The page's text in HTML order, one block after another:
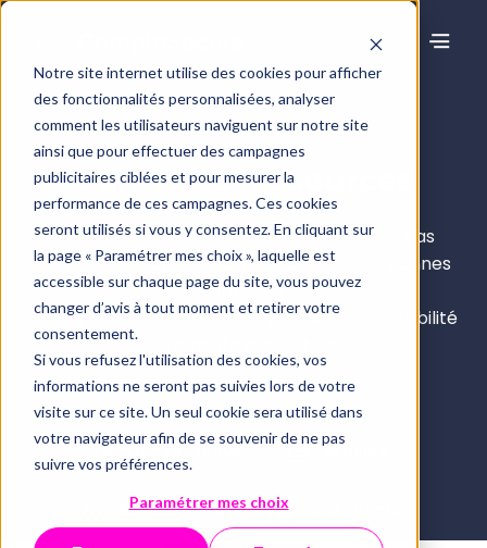
Notre site internet utilise des cookies pour afficher
des fonctionnalités personnalisées, analyser
comment les utilisateurs naviguent sur notre site
ainsi que pour effectuer des campagnes
publicitaires ciblées et pour mesurer la
performance de ces campagnes. Ces cookies
seront utilisés si vous y consentez. En cliquant sur
la page « Paramétrer mes choix », laquelle est
accessible sur chaque page du site, vous pouvez
changer d’avis à tout moment et retirer votre
consentement.
Si vous refusez l'utilisation des cookies, vos
informations ne seront pas suivies lors de votre
visite sur ce site. Un seul cookie sera utilisé dans
votre navigateur afin de se souvenir de ne pas
suivre vos préférences.
Paramétrer mes choix
Centre de ressources
Articles de blog, webinaires, livres blancs, cas
clients… découvrez tous nos conseils, nos bonnes
pratiques
et nos retours d’expérience pour une comptabilité
Tous les contenus Articles
Boîte à outils